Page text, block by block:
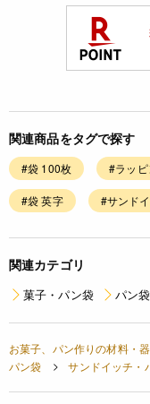
関連商品をタグで探す
#袋 100枚 #ラッ
#袋 英字 #サンド
関連カテゴリ
菓子・パン袋 パン袋
お菓子、パン作りの材料・
パン袋
サンドイッチ・